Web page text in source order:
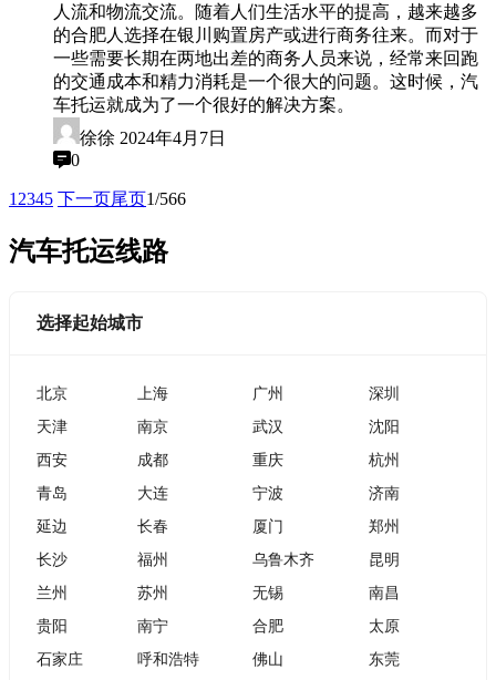
人流和物流交流。随着人们生活水平的提高，越来越多
的合肥人选择在银川购置房产或进行商务往来。而对于
一些需要长期在两地出差的商务人员来说，经常来回跑
的交通成本和精力消耗是一个很大的问题。这时候，汽
车托运就成为了一个很好的解决方案。
徐徐 2024年4月7日
0
1 2345 下一页尾页1/566
汽车托运线路
选择起始城市
北京 上海 广州
深圳
天津
南京 武汉
沈阳
西安
成都 重庆
杭州
青岛
大连 宁波
济南
延边
长春 厦门
郑州
长沙
福州 乌鲁木齐
昆明
兰州
苏州 无锡
南昌
贵阳
南宁 合肥
太原
石家庄
呼和浩特 佛山
东莞